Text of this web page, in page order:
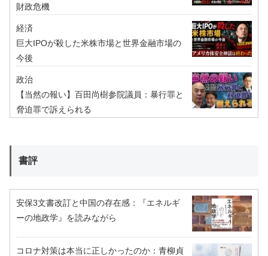
財政危機
経済
巨大IPOが殺した米株市場と世界金融市場の
今後
政治
【当然の報い】百田尚樹参院議員：暴行罪と
脅迫罪で訴えられる
書評
安保3文書改訂と中国の存在感：『エネルギ
ーの地政学』を読みながら
コロナ対策は本当に正しかったのか：青柳貞